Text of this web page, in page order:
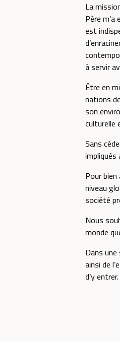
La
Père
est
à servir
Être en
nations
son
culturelle
Sans
impliqués
Pour
niveau
société
Nous
monde
Dans
ainsi de
d’y entrer.